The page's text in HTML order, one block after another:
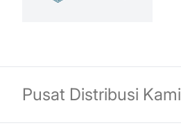
Pusat Distribusi Kami